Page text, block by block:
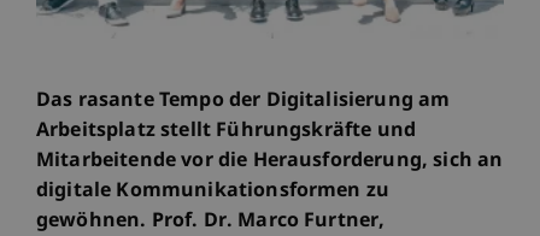
Das rasante Tempo der Digitalisierung am
Arbeitsplatz stellt Führungskräfte und
Mitarbeitende vor die Herausforderung, sich an
digitale Kommunikationsformen zu
gewöhnen. Prof. Dr. Marco Furtner,